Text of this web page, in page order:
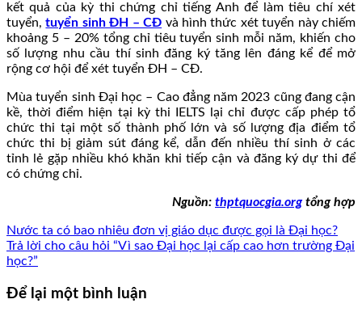
kết quả của kỳ thi chứng chỉ tiếng Anh để làm tiêu chí xét
tuyển,tuyển sinh ĐH – CĐ và hình thức xét tuyển này chiếm
khoảng 5 – 20% tổng chỉ tiêu tuyển sinh mỗi năm, khiến cho
số lượng nhu cầu thí sinh đăng ký tăng lên đáng kể để mở
rộng cơ hội để xét tuyển ĐH – CĐ.
Mùa tuyển sinh Đại học – Cao đẳng năm 2023 cũng đang cận
kề, thời điểm hiện tại kỳ thi IELTS lại chỉ được cấp phép tổ
chức thi tại một số thành phố lớn và số lượng địa điểm tổ
chức thi bị giảm sút đáng kể, dẫn đến nhiều thí sinh ở các
tỉnh lẻ gặp nhiều khó khăn khi tiếp cận và đăng ký dự thi để
có chứng chỉ.
Nguồn: thptquocgia.orgtổng hợp
Nước ta có bao nhiêu đơn vị giáo dục được gọi là Đại học?
Trả lời cho câu hỏi “Vì sao Đại học lại cấp cao hơn trường Đại
học?”
Để lại một bình luận